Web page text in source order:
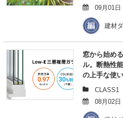
09月01日
建材
窓から始め
ル。断熱性
の上手な使
CLASS1
08月02日